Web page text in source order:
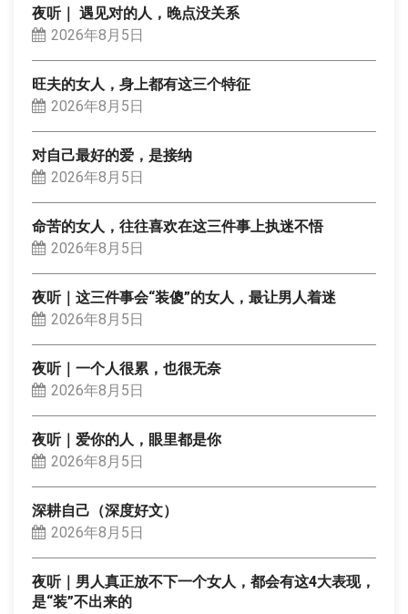
夜听｜ 遇见对的人，晚点没关系
2026年8月5日
旺夫的女人，身上都有这三个特征
2026年8月5日
对自己最好的爱，是接纳
2026年8月5日
命苦的女人，往往喜欢在这三件事上执迷不悟
2026年8月5日
夜听｜这三件事会“装傻”的女人，最让男人着迷
2026年8月5日
夜听｜一个人很累，也很无奈
2026年8月5日
夜听｜爱你的人，眼里都是你
2026年8月5日
深耕自己（深度好文）
2026年8月5日
夜听｜男人真正放不下一个女人，都会有这4大表现，
是“装”不出来的